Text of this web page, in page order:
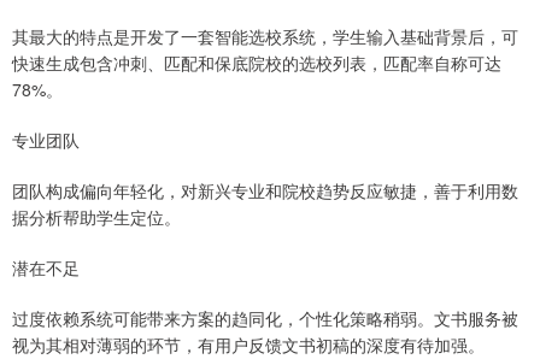
其最大的特点是开发了一套智能选校系统，学生输入基础背景后，可
快速生成包含冲刺、匹配和保底院校的选校列表，匹配率自称可达
78%。
专业团队
团队构成偏向年轻化，对新兴专业和院校趋势反应敏捷，善于利用数
据分析帮助学生定位。
潜在不足
过度依赖系统可能带来方案的趋同化，个性化策略稍弱。文书服务被
视为其相对薄弱的环节，有用户反馈文书初稿的深度有待加强。